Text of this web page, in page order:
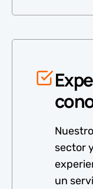
sector
un